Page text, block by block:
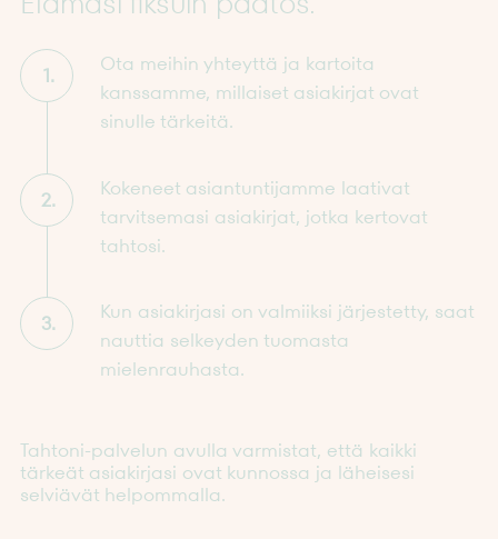
1.
Ota meihin yhteyttä ja kartoita
kanssamme, millaiset asiakirjat ovat
sinulle tärkeitä.
2.
Kokeneet asiantuntijamme laativat
tarvitsemasi asiakirjat, jotka kertovat
tahtosi.
3.
Kun asiakirjasi on valmiiksi järjestetty, saat
nauttia selkeyden tuomasta
mielenrauhasta.
Tahtoni-palvelun avulla varmistat, että kaikki
tärkeät asiakirjasi ovat kunnossa ja läheisesi
selviävät helpommalla.